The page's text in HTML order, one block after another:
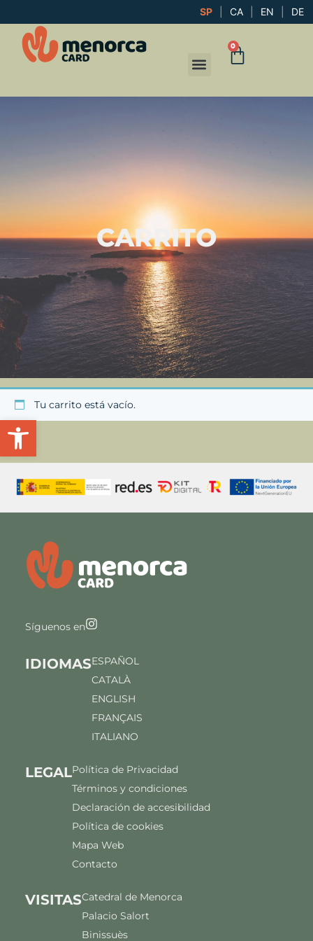
Abrir barra de herramientas
SP CA EN DE
0
CARRITO
Tu carrito está vacío.
Síguenos en
VISITASCatedral de Menorca
Palacio Salort
Binissuès
IDIOMASESPAÑOL
CATALÀ
ENGLISH
FRANÇAIS
ITALIANO
LEGALPolítica de Privacidad
Términos y condiciones
Declaración de accesibilidad
Política de cookies
Mapa Web
Contacto